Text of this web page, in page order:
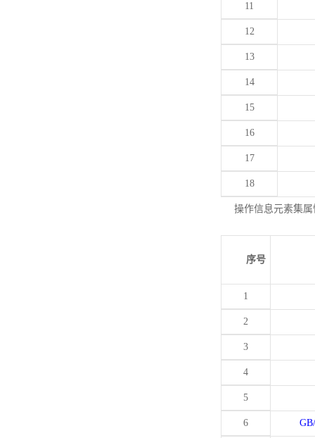
11
12
13
14
15
16
17
18
操作信息元素集
序号
1
2
3
4
5
6